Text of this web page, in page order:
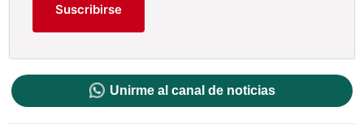
Suscribirse
Unirme al canal de noticias